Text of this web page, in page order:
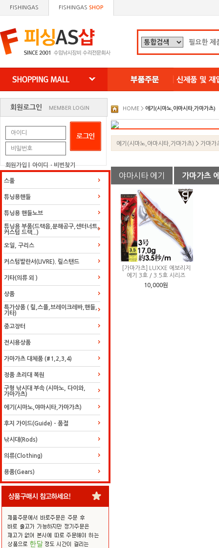
FISHINGAS FISHINGAS SHOP
왼쪽으로 이동
오른쪽으로 이동
회원로그인 MEMBER LOGIN
회원가입| 아이디ㆍ비번찾기
스풀
튜닝용핸들
튜닝용 핸들노브
튜닝용 부품(드랙음,분해공구,센터너트,
커스텀 드랙...)
오일, 구리스
커스텀발란서(LIVRE). 릴스탠드
기타(의류 외 )
상품
특가상품 ( 릴,스플,브레이크레바,핸들,
기타)
중고장터
전시용상품
가마가츠 대체품 (#1,2,3,4)
정품 초리대 복원
구형 낚시대 부속 (시마노, 다이와,
가마가츠)
에기(시마노,야마시타,가마가츠)
후지 가이드(Guide) - 품절
낚시대(Rods)
의류(Clothing)
용품(Gears)
HOME > 에기(시마노,야마시타,가마가츠)
에기(시마노,야마시타,가마가츠) > 가마가
야마시타 에기 가마가츠
[가마가츠] LUXXE 에보리지
에기 3호 / 3.5호 시리즈
10,000원